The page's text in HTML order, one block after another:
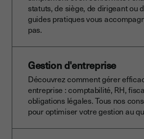
statuts, de siège, de dirigeant ou
guides pratiques vous
pas.
Gestion d'entreprise
Découvrez comment gérer
entreprise : comptabilité, RH,
obligations légales. Tous nos
pour optimiser votre gestion au